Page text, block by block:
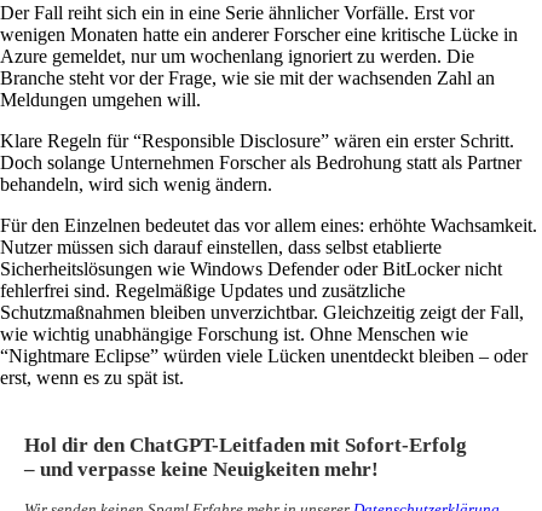
Der Fall reiht sich ein in eine Serie ähnlicher Vorfälle. Erst vor
wenigen Monaten hatte ein anderer Forscher eine kritische Lücke in
Azure gemeldet, nur um wochenlang ignoriert zu werden. Die
Branche steht vor der Frage, wie sie mit der wachsenden Zahl an
Meldungen umgehen will.
Klare Regeln für “Responsible Disclosure” wären ein erster Schritt.
Doch solange Unternehmen Forscher als Bedrohung statt als Partner
behandeln, wird sich wenig ändern.
Für den Einzelnen bedeutet das vor allem eines: erhöhte Wachsamkeit.
Nutzer müssen sich darauf einstellen, dass selbst etablierte
Sicherheitslösungen wie Windows Defender oder BitLocker nicht
fehlerfrei sind. Regelmäßige Updates und zusätzliche
Schutzmaßnahmen bleiben unverzichtbar. Gleichzeitig zeigt der Fall,
wie wichtig unabhängige Forschung ist. Ohne Menschen wie
“Nightmare Eclipse” würden viele Lücken unentdeckt bleiben – oder
erst, wenn es zu spät ist.
Hol dir den ChatGPT-Leitfaden mit Sofort-Erfolg
– und verpasse keine Neuigkeiten mehr!